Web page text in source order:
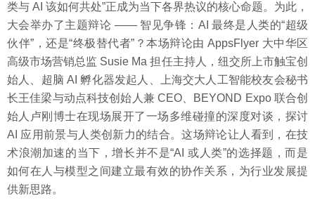
类与 AI 该如何共处”正成为当下各界热议的核心命题。为此，
大会举办了主题辩论 —— 智见争锋：AI 最终是人类的“超级
伙伴”，还是“终极替代者”？本场辩论由 AppsFlyer 大中华区
高级市场营销总监 Susie Ma 担任主持人，纽交所上市触宝创
始人、超脑 AI 孵化器发起人、上海交大人工智能校友会秘书
长王佳梁与动点科技创始人兼 CEO、BEYOND Expo 联合创
始人卢刚博士在现场展开了一场多维碰撞的深度对谈，探讨
AI 应用前景与人类创新力的结合。这场辩论让人看到，在技
术浪潮加速的当下，增长并不是“AI 或人类”的选择题，而是
如何在人与模型之间建立最有效的协作关系，为行业发展提
供新思路。